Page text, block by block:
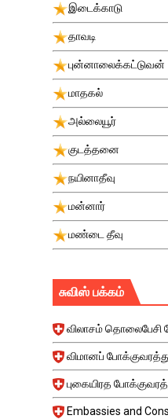
இடைக்காடு
தாவடி
புன்னாலைக்கட்டுவன்
மாதகல்
அல்லையூர்
குடத்தனை
நயினாதீவு
மன்னார்
மண்டை தீவு
சுவிஸ் பக்கம்
விலாசம் தொலைபேசி
விமானப்
புகையிரத
Embassies and